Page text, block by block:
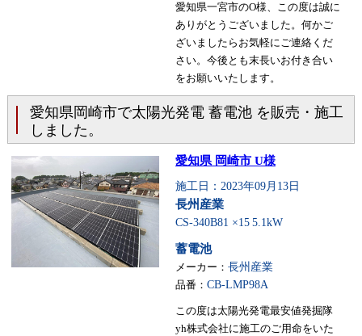
愛知県一宮市のO様、この度は誠に
ありがとうございました。何かご
ざいましたらお気軽にご連絡くだ
さい。今後とも末長いお付き合い
をお願いいたします。
愛知県岡崎市で太陽光発電 蓄電池 を販売・施工
しました。
愛知県 岡崎市 U様
施工日：2023年09月13日
長州産業
CS-340B81 ×15 5.1kW
蓄電池
メーカー： 長州産業
品番： CB-LMP98A
この度は太陽光発電最安値発掘隊
yh株式会社に施工のご用命をいた